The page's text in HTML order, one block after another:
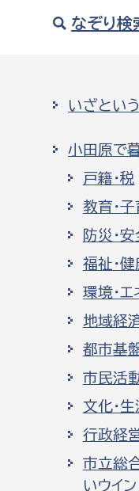
なぞり検
いざとい
小田原で
戸籍・税
教育・
防災・
福祉・健
環境・
地域経
都市基
市民活
文化・
行政経
市立総
いウイン